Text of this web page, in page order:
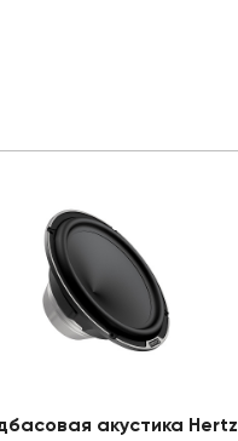
акустика Hertz